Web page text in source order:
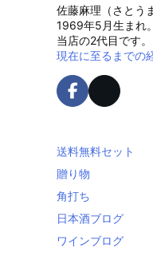
佐藤麻理（さとう
1969年5月生まれ
当店の2代目です。
現在に至るまでの
送料無料セット
贈り物
角打ち
日本酒ブログ
ワインブログ